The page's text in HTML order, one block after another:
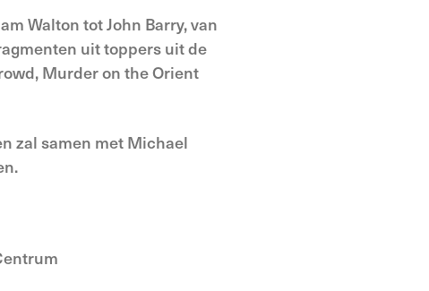
Walton tot John Barry, van
uit toppers uit de
Murder on the Orient
zal samen met Michael